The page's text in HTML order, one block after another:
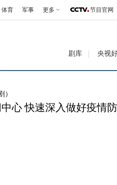
体育 军事 更多 节目官网
剧库 央视
）
心 快速深入做好疫情